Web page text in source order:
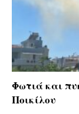
Φωτιά και
Ποικίλου